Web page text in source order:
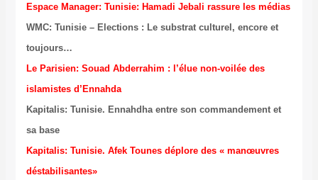
Espace Manager: Tunisie: Hamadi Jebali rassure les médias
WMC: Tunisie – Elections : Le substrat culturel, encore et
toujours…
Le Parisien: Souad Abderrahim : l’élue non-voilée des
islamistes d’Ennahda
Kapitalis: Tunisie. Ennahdha entre son commandement et
sa base
Kapitalis: Tunisie. Afek Tounes déplore des « manœuvres
déstabilisantes»